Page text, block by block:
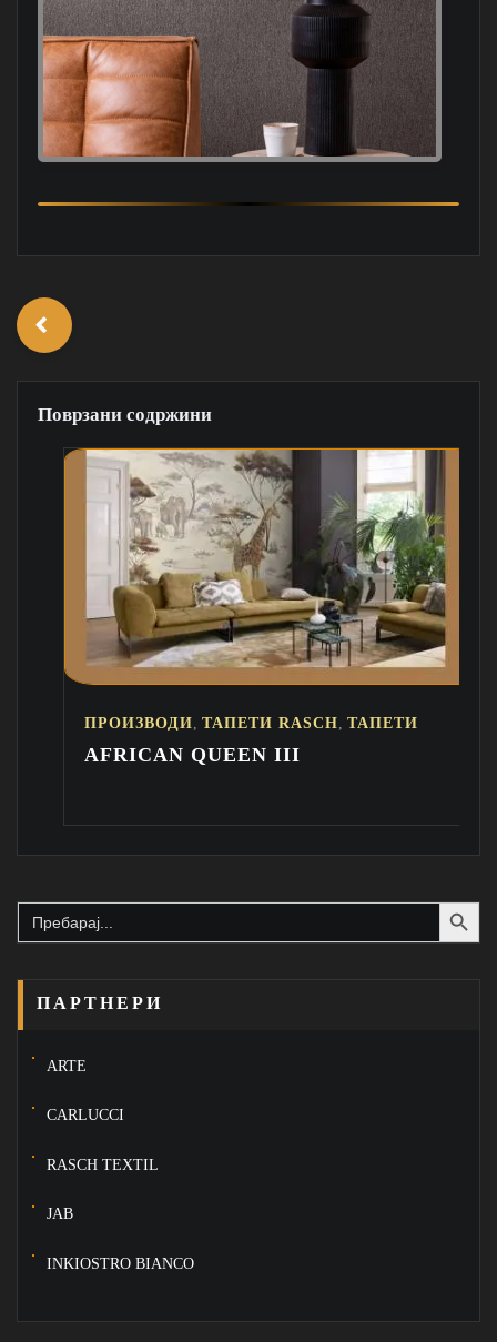
Поврзани содржини
ТАПЕТИ RASCH,ТАПЕТИ
III
ПРОИЗВОДИ
Search
for:
Search Button
ПАРТНЕРИ
ARTE
CARLUCCI
RASCH TEXTIL
JAB
INKIOSTRO BIANCO